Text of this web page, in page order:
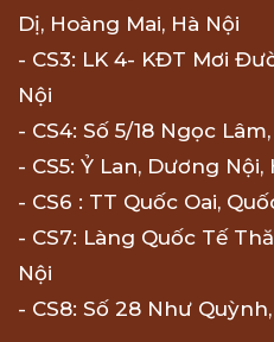
Dị, Hoàng Mai, Hà Nội
- CS3: LK 4- KĐT Mơi
Nội
- CS4: Số 5/18 Ngọc
- CS5: Ỷ Lan, Dương
- CS6 : TT Quốc Oai,
- CS7: Làng Quốc Tế
Nội
- CS8: Số 28 Như